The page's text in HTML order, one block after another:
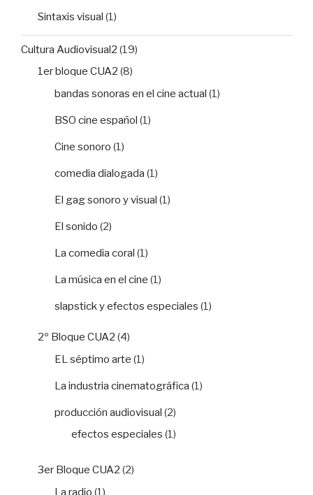
Sintaxis visual (1)
Cultura Audiovisual2 (19)
1er bloque CUA2 (8)
bandas sonoras en el cine actual (1)
BSO cine español (1)
Cine sonoro (1)
comedia dialogada (1)
El gag sonoro y visual (1)
El sonido (2)
La comedia coral (1)
La música en el cine (1)
slapstick y efectos especiales (1)
2º Bloque CUA2 (4)
EL séptimo arte (1)
La industria cinematográfica (1)
producción audiovisual (2)
efectos especiales (1)
3er Bloque CUA2 (2)
La radio (1)